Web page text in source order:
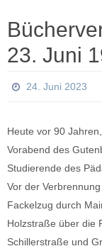
23. Juni
24. Juni 2023
Heute vor 90
Vorabend des
Studierende des
Vor der
Fackelzug durch
Holzstraße über die
Schillerstraße und